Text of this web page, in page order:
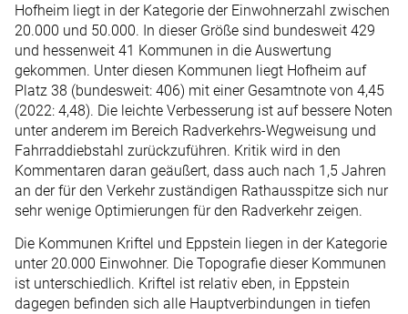
Hofheim liegt in der Kategorie der Einwohnerzahl zwischen
20.000 und 50.000. In dieser Größe sind bundesweit 429
und hessenweit 41 Kommunen in die Auswertung
gekommen. Unter diesen Kommunen liegt Hofheim auf
Platz 38 (bundesweit: 406) mit einer Gesamtnote von 4,45
(2022: 4,48). Die leichte Verbesserung ist auf bessere Noten
unter anderem im Bereich Radverkehrs-Wegweisung und
Fahrraddiebstahl zurückzuführen. Kritik wird in den
Kommentaren daran geäußert, dass auch nach 1,5 Jahren
an der für den Verkehr zuständigen Rathausspitze sich nur
sehr wenige Optimierungen für den Radverkehr zeigen.
Die Kommunen Kriftel und Eppstein liegen in der Kategorie
unter 20.000 Einwohner. Die Topografie dieser Kommunen
ist unterschiedlich. Kriftel ist relativ eben, in Eppstein
dagegen befinden sich alle Hauptverbindungen in tiefen